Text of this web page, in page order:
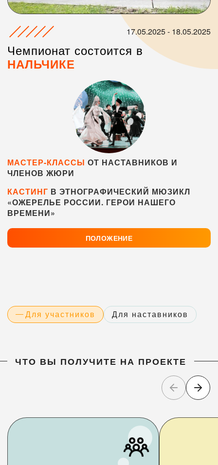
17.05.2025 - 18.05.2025
Чемпионат состоится в
НАЛЬЧИКЕ
МАСТЕР-КЛАССЫ ОТ НАСТАВНИКОВ И
ЧЛЕНОВ ЖЮРИ
КАСТИНГ В ЭТНОГРАФИЧЕСКИЙ МЮЗИКЛ
«ОЖЕРЕЛЬЕ РОССИИ. ГЕРОИ НАШЕГО
ВРЕМЕНИ»
ПОЛОЖЕНИЕ
Для участников Для наставников
ЧТО ВЫ ПОЛУЧИТЕ НА ПРОЕКТЕ